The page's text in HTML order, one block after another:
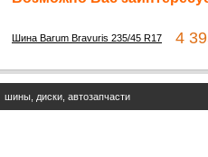
Шина Barum Bravuris 235/45 R17 4
шины, диски, автозапчасти